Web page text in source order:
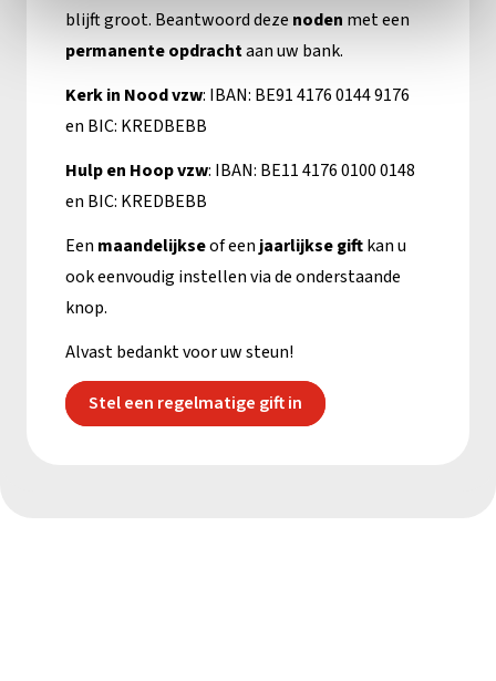
blijft groot. Beantwoord deze noden met een
permanente opdrachtaan uw bank.
Kerk in Nood vzw: IBAN: BE91 4176 0144 9176
en BIC: KREDBEBB
Hulp en Hoop vzw: IBAN: BE11 4176 0100 0148
en BIC: KREDBEBB
Een maandelijkseof een jaarlijkse giftkan u
ook eenvoudig instellen via de onderstaande
knop.
Alvast bedankt voor uw steun!
Stel een regelmatige gift in